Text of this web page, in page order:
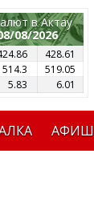
в Актау
08/2026
428.61
514.3
519.05
5.83
6.01